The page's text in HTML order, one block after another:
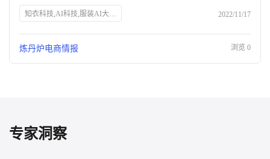
知衣科技,AI科技,服装AI大数据,双十一,美妆行业,数据洞察,电商直播,炼丹炉Talk,张杨,解数咨询,电商趋势,GMV分析,市场变化,品牌增长,获客成本,未来趋势 2022/11/17
炼丹炉电商情报 浏览 0
专家洞察